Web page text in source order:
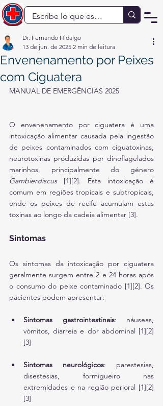
Envenenamento por Peixes
com Ciguatera
Dr. Fernando Hidalgo
13 de jun. de 2025 2 min de leitura
MANUAL DE EMERGÊNCIAS 2025
O envenenamento por ciguatera é uma
intoxicação alimentar causada pela ingestão
de peixes contaminados com ciguatoxinas,
neurotoxinas produzidas por dinoflagelados
Gambierdiscus [1][2]. Esta intoxicação é
comum em regiões tropicais e subtropicais,
onde os peixes de recife acumulam estas
toxinas ao longo da cadeia alimentar [3].
Sintomas
Os sintomas da intoxicação por ciguatera
geralmente surgem entre 2 e 24 horas após
o consumo do peixe contaminado [1][2]. Os
pacientes podem apresentar:
Sintomas gastrointestinais: náuseas,
vómitos, diarreia e dor abdominal [1][2]
[3]
Sintomas neurológicos: parestesias,
disestesias, formigueiro nas
extremidades e na região perioral [1][2]
[3]